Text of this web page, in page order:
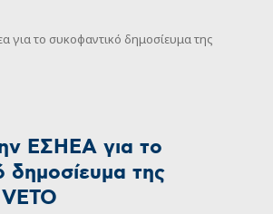
για το συκοφαντικό δημοσίευμα της
ΕΣΗΕΑ για το
δημοσίευμα της